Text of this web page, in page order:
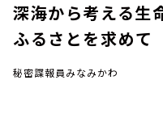
深海から考える生
ふるさとを求めて
秘密諜報員みなみかわ